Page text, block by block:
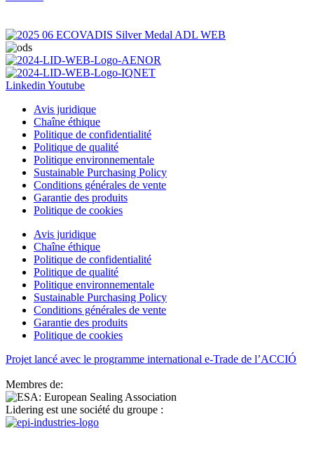
Linkedin Youtube
Avis juridique
Chaîne éthique
Politique de confidentialité
Politique de qualité
Politique environnementale
Sustainable Purchasing Policy
Conditions générales de vente
Garantie des produits
Politique de cookies
Avis juridique
Chaîne éthique
Politique de confidentialité
Politique de qualité
Politique environnementale
Sustainable Purchasing Policy
Conditions générales de vente
Garantie des produits
Politique de cookies
Projet lancé avec le programme international e-Trade de l’ACCIÓ
Membres de:
Lidering est une société du groupe :